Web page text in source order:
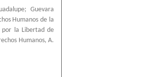
;Guevara
Humanos de la
por la Libertad de
Humanos, A.